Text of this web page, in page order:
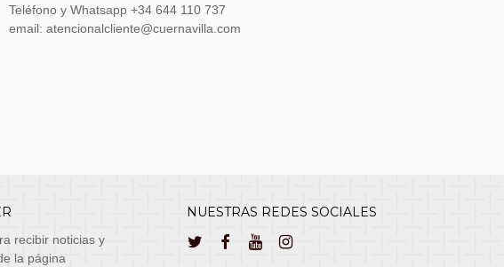
Teléfono y Whatsapp +34 644 110 737
email: atencionalcliente@cuernavilla.com
recibir noticias y
la página
NUESTRAS REDES SOCIALES